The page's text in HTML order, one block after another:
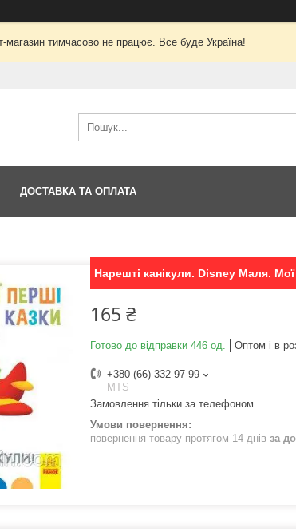
магазин тимчасово не працює. Все буде Україна!
ДОСТАВКА ТА ОПЛАТА
Нарешті канікули. Disney Маля. Мої
165 ₴
Готово до відправки 446 од. Оптом і в
+380 (66) 332-97-99
MTS
Замовлення тільки за телефоном
повернення товару протягом 14 днів за